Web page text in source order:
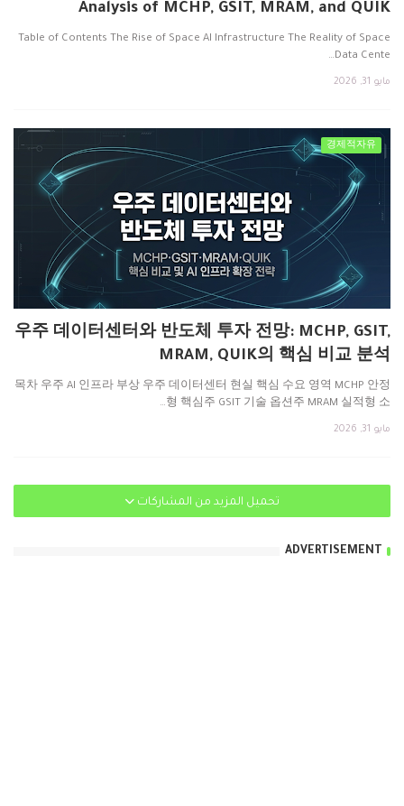
Analysis of MCHP, GSIT, MRAM, and QUIK
Table of Contents The Rise of Space AI Infrastructure The Reality of Space
Data Cente…
مايو 31, 2026
경제적자유
우주 데이터센터와 반도체 투자 전망: MCHP, GSIT,
MRAM, QUIK의 핵심 비교 분석
목차 우주 AI 인프라 부상 우주 데이터센터 현실 핵심 수요 영역 MCHP 안정
형 핵심주 GSIT 기술 옵션주 MRAM 실적형 소…
مايو 31, 2026
تحميل المزيد من المشاركات
ADVERTISEMENT